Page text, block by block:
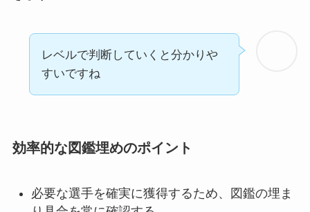
レベルで判断していくと分かりや
すいですね
効率的な図鑑埋めのポイント
必要な選手を確実に獲得するため、図鑑の埋ま